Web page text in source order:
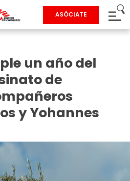
ASÓCIATE
un año del
de
y Yohannes